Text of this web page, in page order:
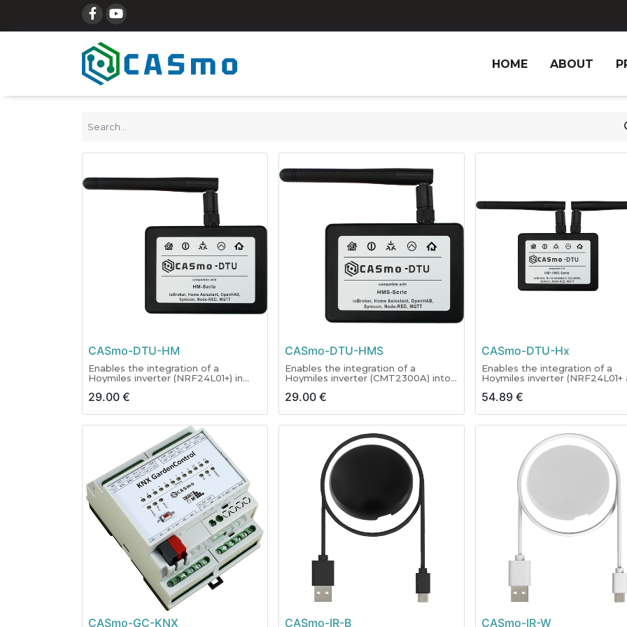
HOME ABOUT
CASmo-DTU-HM
Enables the integration of a
Hoymiles inverter (NRF24L01+) in
Compatible with OpenDTU,
Assistant, OpenHAB, Symcon,
Node-RED, MQTT and others.
29.00 €
CASmo-DTU-HMS
Enables the integration of a
Hoymiles inverter (CMT2300A) into
Compatible with OpenDTU,
Assistant, OpenHAB, Symcon,
Node-RED, MQTT and others.
29.00 €
CASmo-DTU-Hx
Enables the integration of a
Hoymiles inverter (NRF24L01+
applications.
AhoyDTU, IoBroker, Home
Assistant, OpenHAB, Symcon,
Node-RED, MQTT and others.
54.89 €
CASmo-GC-KNX CASmo-IR-B CASmo-IR-W